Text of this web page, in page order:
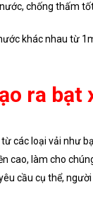
chống thấm
khác nhau từ
ra bạt
các loại vải như
cao, làm cho
cầu cụ thể,